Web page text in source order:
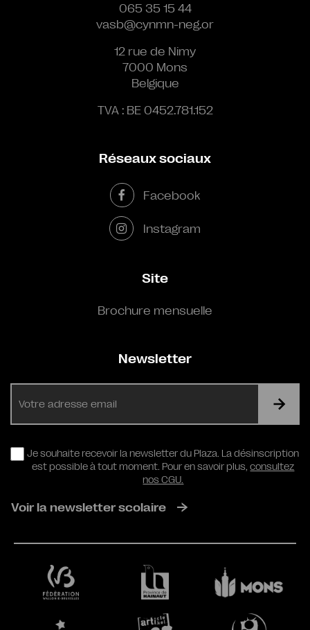
065 35 15 44
vasb@cynmn-neg.or
12 rue de Nimy
7000 Mons
Belgique
TVA : BE 0452.781.152
Réseaux sociaux
Facebook
Instagram
Site
Brochure mensuelle
Newsletter
RGPD
Je souhaite recevoir la newsletter du Plaza. La désinscription
est possible à tout moment. Pour en savoir plus,consultez
nos CGU.
Voir la newsletter scolaire